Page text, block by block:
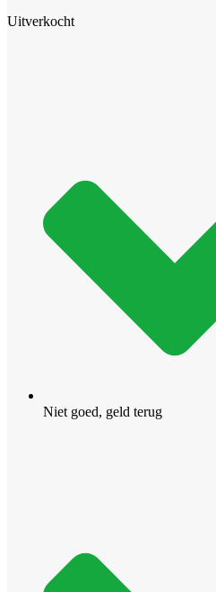
Uitverkocht
Niet goed, geld terug